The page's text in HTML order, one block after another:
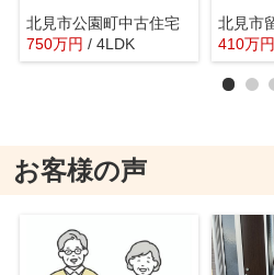
北見市公園町中古住宅
750万円 / 4LDK
410万円
お客様の声